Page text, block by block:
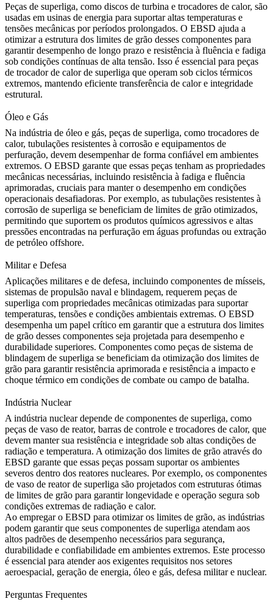
Peças de superliga, como discos de turbina e trocadores de calor, são
usadas em usinas de energia para suportar altas temperaturas e
tensões mecânicas por períodos prolongados. O EBSD ajuda a
otimizar a estrutura dos limites de grão desses componentes para
garantir desempenho de longo prazo e resistência à fluência e fadiga
sob condições contínuas de alta tensão. Isso é essencial para peças
de trocador de calor de superliga que operam sob ciclos térmicos
extremos, mantendo eficiente transferência de calor e integridade
estrutural.
Óleo e Gás
Na indústria de óleo e gás, peças de superliga, como trocadores de
calor, tubulações resistentes à corrosão e equipamentos de
perfuração, devem desempenhar de forma confiável em ambientes
extremos. O EBSD garante que essas peças tenham as propriedades
mecânicas necessárias, incluindo resistência à fadiga e fluência
aprimoradas, cruciais para manter o desempenho em condições
operacionais desafiadoras. Por exemplo, as tubulações resistentes à
corrosão de superliga se beneficiam de limites de grão otimizados,
permitindo que suportem os produtos químicos agressivos e altas
pressões encontradas na perfuração em águas profundas ou extração
de petróleo offshore.
Militar e Defesa
Aplicações militares e de defesa, incluindo componentes de mísseis,
sistemas de propulsão naval e blindagem, requerem peças de
superliga com propriedades mecânicas otimizadas para suportar
temperaturas, tensões e condições ambientais extremas. O EBSD
desempenha um papel crítico em garantir que a estrutura dos limites
de grão desses componentes seja projetada para desempenho e
durabilidade superiores. Componentes como peças de sistema de
blindagem de superliga se beneficiam da otimização dos limites de
grão para garantir resistência aprimorada e resistência a impacto e
choque térmico em condições de combate ou campo de batalha.
Indústria Nuclear
A indústria nucleardepende de componentes de superliga, como
peças de vaso de reator, barras de controle e trocadores de calor, que
devem manter sua resistência e integridade sob altas condições de
radiação e temperatura. A otimização dos limites de grão através do
EBSD garante que essas peças possam suportar os ambientes
severos dentro dos reatores nucleares. Por exemplo, os componentes
de vaso de reator de superliga são projetados com estruturas ótimas
de limites de grão para garantir longevidade e operação segura sob
condições extremas de radiação e calor.
Ao empregar o EBSD para otimizar os limites de grão, as indústrias
podem garantir que seus componentes de superliga atendam aos
altos padrões de desempenho necessários para segurança,
durabilidade e confiabilidade em ambientes extremos. Este processo
é essencial para atender aos exigentes requisitos nos setores
aeroespacial, geração de energia, óleo e gás, defesa militar e nuclear.
Perguntas Frequentes